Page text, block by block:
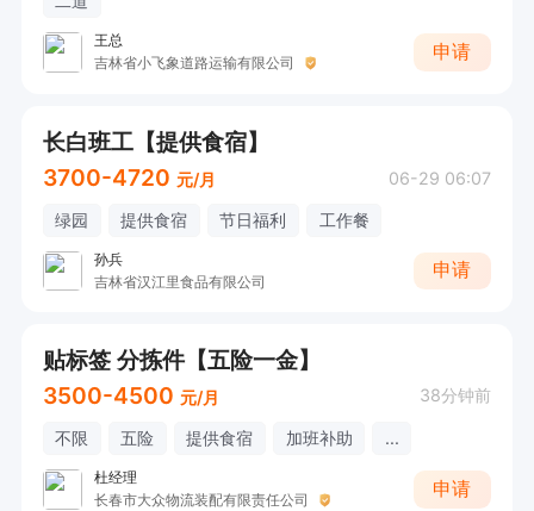
王总
吉林省小飞象道路运输有限公司
申请
长白班工【提供食宿】
3700-4720 元/月 06-29 06:07
绿园 提供食宿 节日福利 工作餐
孙兵
吉林省汉江里食品有限公司
申请
贴标签 分拣件【五险一金】
3500-4500 元/月 38分钟前
不限 五险 提供食宿 加班补助 ...
杜经理
长春市大众物流装配有限责任公司
申请